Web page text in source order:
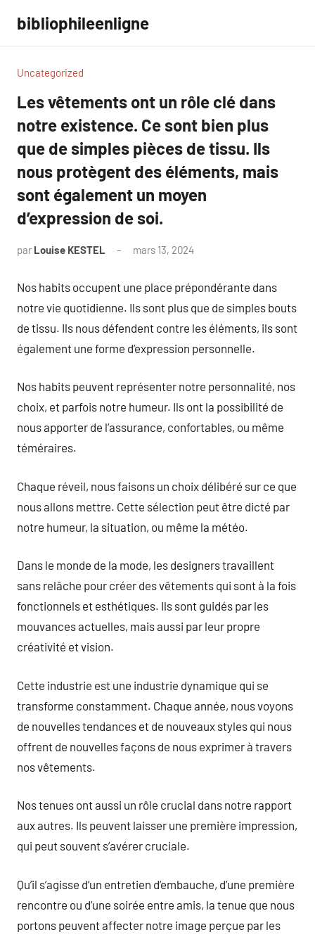
contenu
bibliophileenligne
Uncategorized
Les vêtements ont un rôle clé dans
notre existence. Ce sont bien plus
que de simples pièces de tissu. Ils
nous protègent des éléments, mais
sont également un moyen
d’expression de soi.
par Louise KESTEL mars 13, 2024
Nos habits occupent une place prépondérante dans
notre vie quotidienne. Ils sont plus que de simples bouts
de tissu. Ils nous défendent contre les éléments, ils sont
également une forme d’expression personnelle.
Nos habits peuvent représenter notre personnalité, nos
choix, et parfois notre humeur. Ils ont la possibilité de
nous apporter de l’assurance, confortables, ou même
téméraires.
Chaque réveil, nous faisons un choix délibéré sur ce que
nous allons mettre. Cette sélection peut être dicté par
notre humeur, la situation, ou même la météo.
Dans le monde de la mode, les designers travaillent
sans relâche pour créer des vêtements qui sont à la fois
fonctionnels et esthétiques. Ils sont guidés par les
mouvances actuelles, mais aussi par leur propre
créativité et vision.
Cette industrie est une industrie dynamique qui se
transforme constamment. Chaque année, nous voyons
de nouvelles tendances et de nouveaux styles qui nous
offrent de nouvelles façons de nous exprimer à travers
nos vêtements.
Nos tenues ont aussi un rôle crucial dans notre rapport
aux autres. Ils peuvent laisser une première impression,
qui peut souvent s’avérer cruciale.
Qu’il s’agisse d’un entretien d’embauche, d’une première
rencontre ou d’une soirée entre amis, la tenue que nous
portons peuvent affecter notre image perçue par les